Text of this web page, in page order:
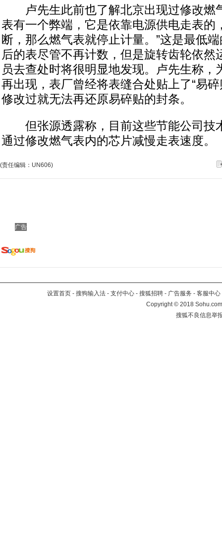
卢先生此前也了解北京出现过修改燃
表有一个弊端，它是依靠电源供电走表的
断，那么燃气表就停止计量。”这是最低
后的表尽管不再计数，但是旋转齿轮依然
员去查处时将很明显地发现。卢先生称，
再出现，表厂曾经将表缝合处贴上了“易
修改过就无法再还原易碎贴的封条。
但张源透露称，目前这些节能公司技
通过修改燃气表内的芯片减慢走表速度。
(责任编辑：UN606)
广告
设置首页 - 搜狗输入法 - 支付中心 - 搜狐招聘 - 广告服务 - 客服中心
Copyright©2018
搜狐不良信息举